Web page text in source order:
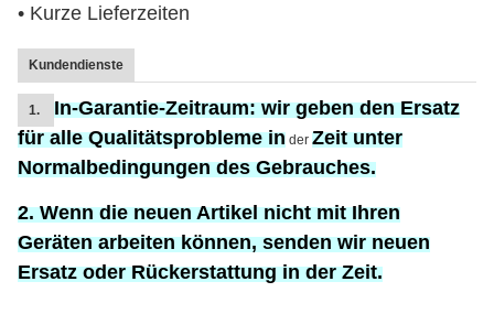
• Kurze Lieferzeiten
Kundendienste
1. In-Garantie-Zeitraum:wir geben den Ersatz
füralle Qualitätsprobleme in der Zeit unter
Normalbedingungen des Gebrauches.
2. Wenn die neuen Artikel nicht mit Ihren
Geräten arbeiten können, senden wir neuen
Ersatz oder Rückerstattung in der Zeit.